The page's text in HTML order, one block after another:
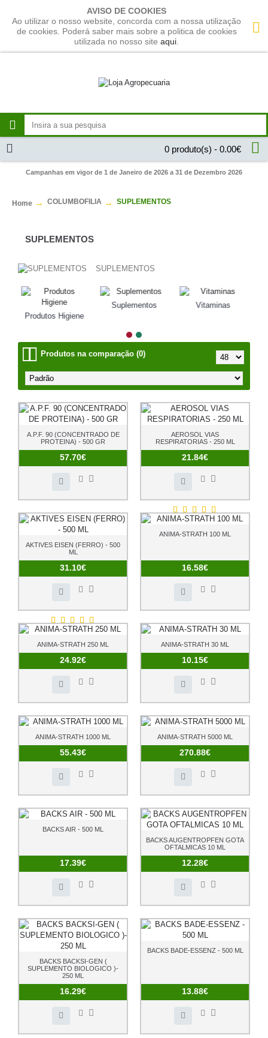
AVISO DE COOKIES
Ao utilizar o nosso website, concorda com a nossa utilização
de cookies. Poderá saber mais sobre a politica de cookies
utilizada no nosso site aqui
0 produto(s) - 0.00€
Campanhas em vigor de 1 de Janeiro de 2026 a 31 de Dezembro 2026
Home COLUMBOFILIA SUPLEMENTOS
SUPLEMENTOS
SUPLEMENTOS
Produtos Higiene
Suplementos Vitaminas
Produtos na comparação (0)
A.P.F. 90 (CONCENTRADO DE
PROTEINA) - 500 GR
57.70€
AEROSOL VIAS
RESPIRATORIAS - 250 ML
21.84€
AKTIVES EISEN (FERRO) - 500
ML
31.10€
ANIMA-STRATH 100 ML
16.58€
ANIMA-STRATH 250 ML
24.92€
ANIMA-STRATH 30 ML
10.15€
ANIMA-STRATH 1000 ML
55.43€
ANIMA-STRATH 5000 ML
270.88€
BACKS AIR - 500 ML
17.39€
BACKS AUGENTROPFEN GOTA
OFTALMICAS 10 ML
12.28€
BACKS BACKSI-GEN (
SUPLEMENTO BIOLOGICO )-
250 ML
16.29€
BACKS BADE-ESSENZ - 500 ML
13.88€